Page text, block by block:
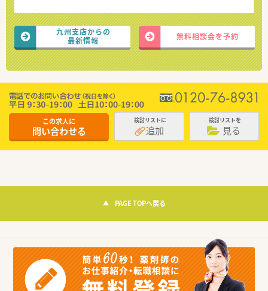
九州支店からの
最新情報
無料相談会を予約
この求人に
問い合わせる
検討リストに
追加
検討リストを
見る
PAGE TOPへ戻る